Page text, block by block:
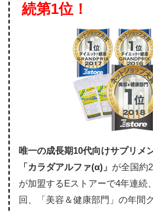
続第1位！
唯一の成長期10代向けサプリメ
「カラダアルファ(α)」 が全国約
が加盟するEストアーで4年連続
回、「美容＆健康部門」の年間